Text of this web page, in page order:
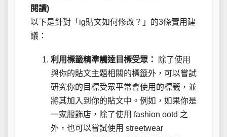
閱讀)
以下是針對「ig貼文如何修改？」的3條實用建
議：
利用標籤精準觸達目標受眾：
除了使用
與你的貼文主題相關的標籤外，可以嘗試
研究你的目標受眾平常會使用的標籤，並
將其加入到你的貼文中。例如，如果你是
一家服飾店，除了使用 fashion ootd 之
外，也可以嘗試使用 streetwear